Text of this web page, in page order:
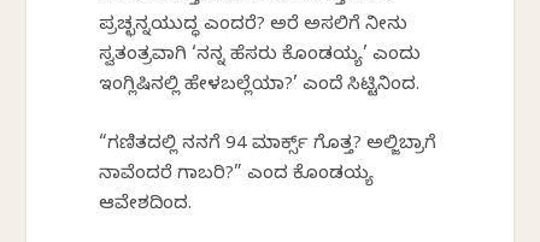
ಪ್ರಚ್ಛನ್ನಯುದ್ಧ ಎಂದರೆ? ಅರೆ ಅಸಲಿಗೆ ನೀನು
ಸ್ವತಂತ್ರವಾಗಿ ‘ನನ್ನ ಹೆಸರು ಕೊಂಡಯ್ಯ’ ಎಂದು
ಇಂಗ್ಲಿಷಿನಲ್ಲಿ ಹೇಳಬಲ್ಲೆಯಾ?’ ಎಂದೆ ಸಿಟ್ಟಿನಿಂದ.
“ಗಣಿತದಲ್ಲಿ ನನಗೆ 94 ಮಾರ್ಕ್ಸ್ ಗೊತ್ತ? ಅಲ್ಜಿಬ್ರಾಗೆ
ನಾವೆಂದರೆ ಗಾಬರಿ?” ಎಂದ ಕೊಂಡಯ್ಯ
ಆವೇಶದಿಂದ.